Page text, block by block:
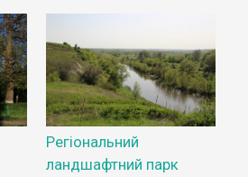
Регіональний
ландшафтний парк